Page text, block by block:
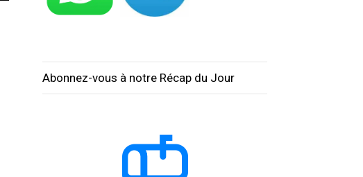
Abonnez-vous à notre Récap du Jour